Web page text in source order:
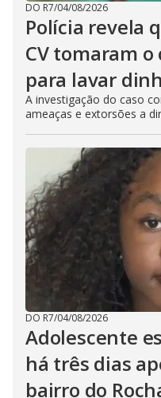
DO R7/04/08/2026
Polícia revela
CV tomaram
para lavar
A investigação do caso
ameaças e extorsões a
DO R7/04/08/2026
Adolescente
há três dias
bairro do